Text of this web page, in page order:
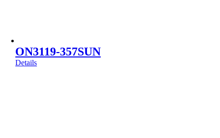
ON3119-357SUN
Details